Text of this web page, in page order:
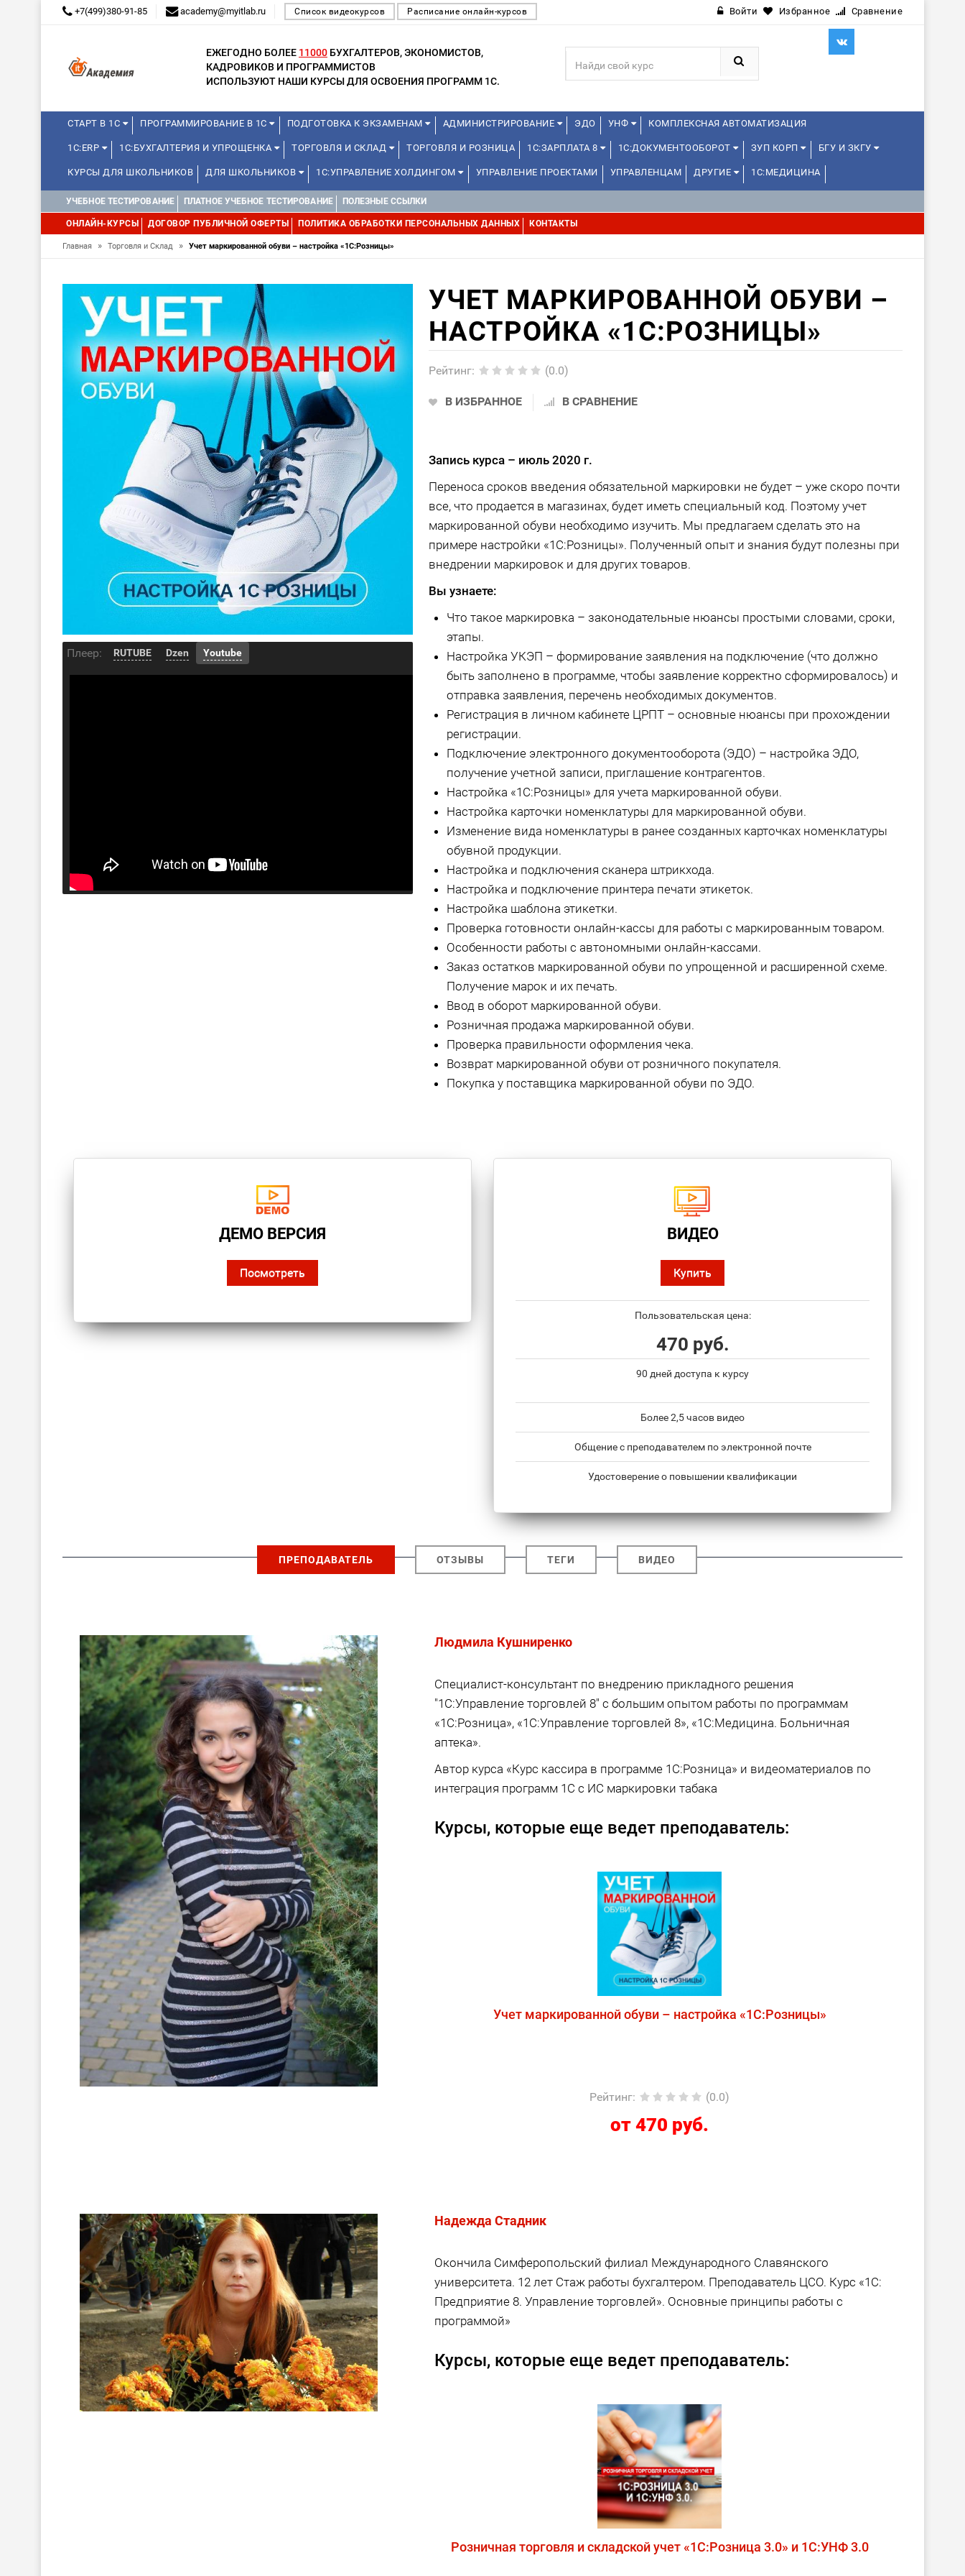
+7(499)380-91-85 academy@myitlab.ru Список видеокурсов Расписание онлайн-курсов Войти Избранное Сравнение
ЕЖЕГОДНО БОЛЕЕ 11000 БУХГАЛТЕРОВ, ЭКОНОМИСТОВ,
КАДРОВИКОВ И ПРОГРАММИСТОВ
ИСПОЛЬЗУЮТ НАШИ КУРСЫ ДЛЯ ОСВОЕНИЯ ПРОГРАММ 1С.
СТАРТ В 1С ПРОГРАММИРОВАНИЕ В 1С ПОДГОТОВКА К ЭКЗАМЕНАМ АДМИНИСТРИРОВАНИЕ ЭДО УНФ КОМПЛЕКСНАЯ АВТОМАТИЗАЦИЯ
1С:ERP 1С:БУХГАЛТЕРИЯ И УПРОЩЕНКА ТОРГОВЛЯ И СКЛАД ТОРГОВЛЯ И РОЗНИЦА 1С:ЗАРПЛАТА 8 1С:ДОКУМЕНТООБОРОТ ЗУП КОРП БГУ И ЗКГУ
КУРСЫ ДЛЯ ШКОЛЬНИКОВ ДЛЯ ШКОЛЬНИКОВ 1С:УПРАВЛЕНИЕ ХОЛДИНГОМ УПРАВЛЕНИЕ ПРОЕКТАМИ УПРАВЛЕНЦАМ ДРУГИЕ 1С:МЕДИЦИНА
WEB, JAVA И ANDROID
УЧЕБНОЕ ТЕСТИРОВАНИЕ ПЛАТНОЕ УЧЕБНОЕ ТЕСТИРОВАНИЕ ПОЛЕЗНЫЕ ССЫЛКИ
ОНЛАЙН-КУРСЫ ДОГОВОР ПУБЛИЧНОЙ ОФЕРТЫ ПОЛИТИКА ОБРАБОТКИ ПЕРСОНАЛЬНЫХ ДАННЫХ КОНТАКТЫ
Главная » Торговля и Склад » Учет маркированной обуви – настройка «1С:Розницы»
Плеер: RUTUBE Dzen Youtube
УЧЕТ МАРКИРОВАННОЙ ОБУВИ –
НАСТРОЙКА «1С:РОЗНИЦЫ»
Рейтинг: (0.0)
В ИЗБРАННОЕ В СРАВНЕНИЕ
Запись курса – июль 2020 г.
Переноса сроков введения обязательной маркировки не будет – уже скоро почти
все, что продается в магазинах, будет иметь специальный код. Поэтому учет
маркированной обуви необходимо изучить. Мы предлагаем сделать это на
примере настройки «1С:Розницы». Полученный опыт и знания будут полезны при
внедрении маркировок и для других товаров.
Вы узнаете:
Что такое маркировка – законодательные нюансы простыми словами, сроки,
этапы.
Настройка УКЭП – формирование заявления на подключение (что должно
быть заполнено в программе, чтобы заявление корректно сформировалось) и
отправка заявления, перечень необходимых документов.
Регистрация в личном кабинете ЦРПТ – основные нюансы при прохождении
регистрации.
Подключение электронного документооборота (ЭДО) – настройка ЭДО,
получение учетной записи, приглашение контрагентов.
Настройка «1С:Розницы» для учета маркированной обуви.
Настройка карточки номенклатуры для маркированной обуви.
Изменение вида номенклатуры в ранее созданных карточках номенклатуры
обувной продукции.
Настройка и подключения сканера штрикхода.
Настройка и подключение принтера печати этикеток.
Настройка шаблона этикетки.
Проверка готовности онлайн-кассы для работы с маркированным товаром.
Особенности работы с автономными онлайн-кассами.
Заказ остатков маркированной обуви по упрощенной и расширенной схеме.
Получение марок и их печать.
Ввод в оборот маркированной обуви.
Розничная продажа маркированной обуви.
Проверка правильности оформления чека.
Возврат маркированной обуви от розничного покупателя.
Покупка у поставщика маркированной обуви по ЭДО.
ДЕМО ВЕРСИЯ
Посмотреть
ВИДЕО
Купить
Пользовательская цена:
470 руб.
90 дней доступа к курсу
Более 2,5 часов видео
Общение с преподавателем по электронной почте
Удостоверение о повышении квалификации
ПРЕПОДАВАТЕЛЬ ОТЗЫВЫ ТЕГИ ВИДЕО
Людмила Кушниренко
Специалист-консультант по внедрению прикладного решения
"1С:Управление торговлей 8" с большим опытом работы по программам
«1С:Розница», «1С:Управление торговлей 8», «1С:Медицина. Больничная
аптека».
Автор курса «Курс кассира в программе 1С:Розница» и видеоматериалов по
интеграция программ 1С с ИС маркировки табака
Курсы, которые еще ведет преподаватель:
Учет маркированной обуви – настройка «1С:Розницы»
Рейтинг: (0.0)
от 470 руб.
Надежда Стадник
Окончила Симферопольский филиал Международного Славянского
университета. 12 лет Стаж работы бухгалтером. Преподаватель ЦСО. Курс «1С:
Предприятие 8. Управление торговлей». Основные принципы работы с
программой»
Курсы, которые еще ведет преподаватель:
Розничная торговля и складской учет «1С:Розница 3.0» и 1С:УНФ 3.0